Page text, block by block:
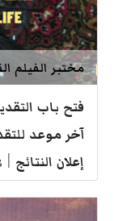
مختبر الفيلم
فتح باب
آخر موعد
إعلان النتائج